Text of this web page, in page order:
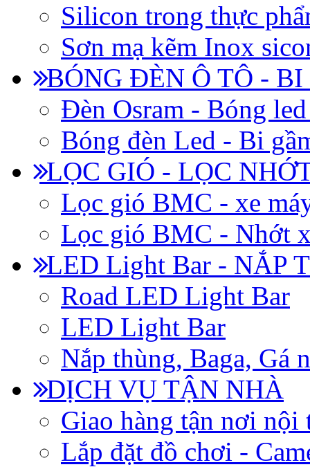
Silicon trong thực
Sơn mạ kẽm Inox
BÓNG ĐÈN Ô TÔ -
Đèn Osram - Bóng
Bóng đèn Led - Bi
LỌC GIÓ - LỌC
Lọc gió BMC - xe
Lọc gió BMC - Nhớt
LED Light Bar - NẮP
Road LED Light Bar
LED Light Bar
Nắp thùng, Baga, Gá
DỊCH VỤ TẬN NHÀ
Giao hàng tận nơi nội
Lắp đặt đồ chơi -